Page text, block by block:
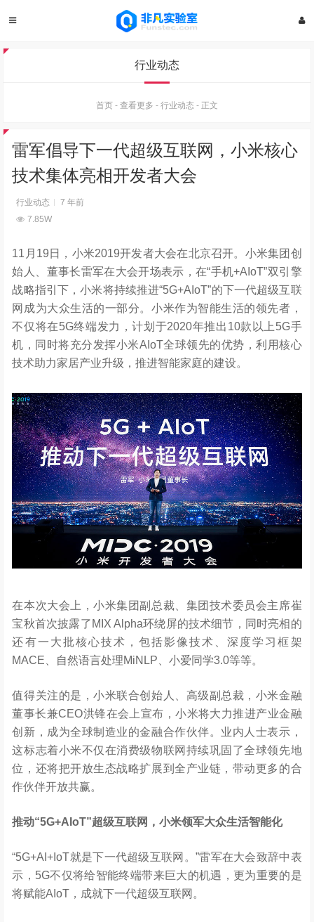
行业动态
首页 - 查看更多 - 行业动态 - 正文
雷军倡导下一代超级互联网，小米核心
技术集体亮相开发者大会
行业动态
7 年前
7.85W
11月19日，小米2019开发者大会在北京召开。小米集团创
始人、董事长雷军在大会开场表示，在“手机+AIoT”双引擎
战略指引下，小米将持续推进“5G+AIoT”的下一代超级互联
网成为大众生活的一部分。小米作为智能生活的领先者，
不仅将在5G终端发力，计划于2020年推出10款以上5G手
机，同时将充分发挥小米AIoT全球领先的优势，利用核心
技术助力家居产业升级，推进智能家庭的建设。
在本次大会上，小米集团副总裁、集团技术委员会主席崔
宝秋首次披露了MIX Alpha环绕屏的技术细节，同时亮相的
还有一大批核心技术，包括影像技术、深度学习框架
MACE、自然语言处理MiNLP、小爱同学3.0等等。
值得关注的是，小米联合创始人、高级副总裁，小米金融
董事长兼CEO洪锋在会上宣布，小米将大力推进产业金融
创新，成为全球制造业的金融合作伙伴。业内人士表示，
这标志着小米不仅在消费级物联网持续巩固了全球领先地
位，还将把开放生态战略扩展到全产业链，带动更多的合
作伙伴开放共赢。
推动“5G+AIoT”超级互联网，小米领军大众生活智能化
“5G+AI+IoT就是下一代超级互联网。”雷军在大会致辞中表
示，5G不仅将给智能终端带来巨大的机遇，更为重要的是
将赋能AIoT，成就下一代超级互联网。